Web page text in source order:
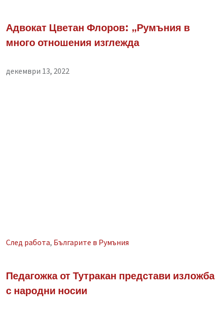
Адвокат Цветан Флоров: „Румъния в
много отношения изглежда
декември 13, 2022
След работа, Българите в Румъния
Педагожка от Тутракан представи изложба
с народни носии